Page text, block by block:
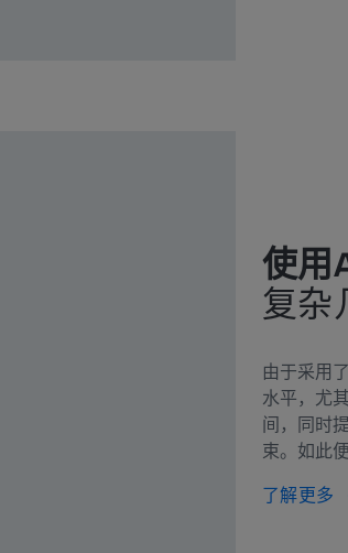
使用
复杂
由于采用
水平，尤
间，同时
束。如此
了解更多